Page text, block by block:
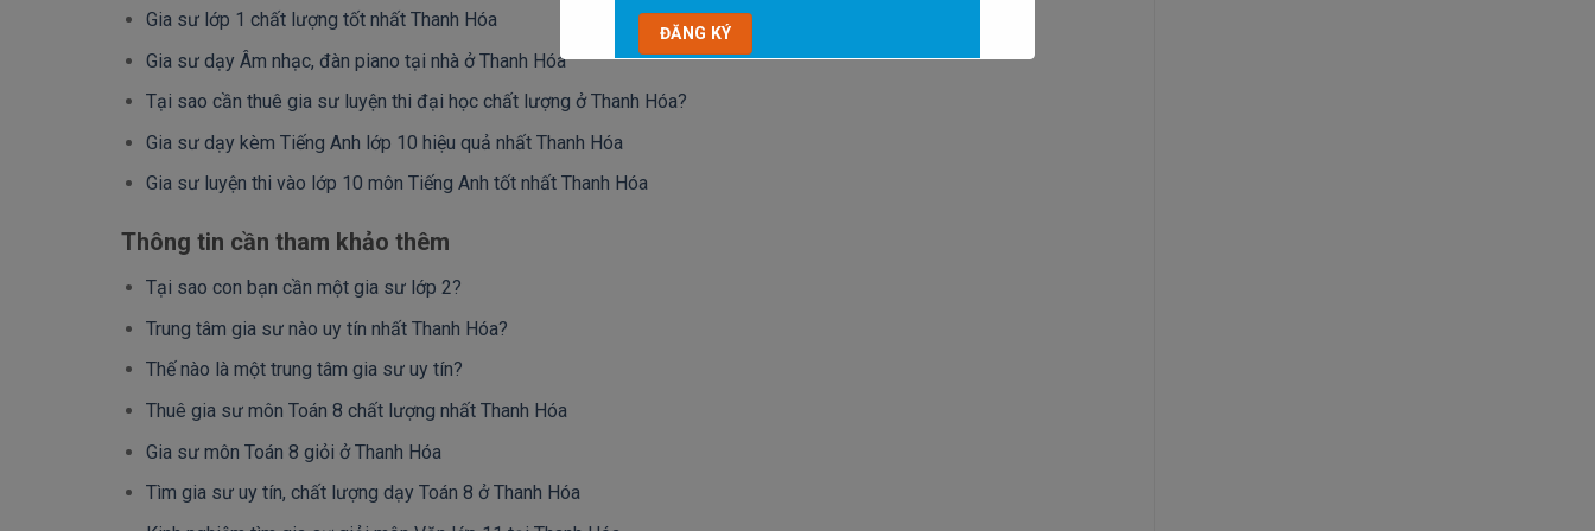
Gia sư lớp 1 chất lượng tốt nhất Thanh Hóa
Gia sư dạy Âm nhạc, đàn piano tại nhà ở Thanh Hóa
Tại sao cần thuê gia sư luyện thi đại học chất lượng ở Thanh Hóa?
Gia sư dạy kèm Tiếng Anh lớp 10 hiệu quả nhất Thanh Hóa
Gia sư luyện thi vào lớp 10 môn Tiếng Anh tốt nhất Thanh Hóa
Thông tin cần tham khảo thêm
Tại sao con bạn cần một gia sư lớp 2?
Trung tâm gia sư nào uy tín nhất Thanh Hóa?
Thế nào là một trung tâm gia sư uy tín?
Thuê gia sư môn Toán 8 chất lượng nhất Thanh Hóa
Gia sư môn Toán 8 giỏi ở Thanh Hóa
Tìm gia sư uy tín, chất lượng dạy Toán 8 ở Thanh Hóa